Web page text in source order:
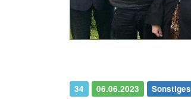
34 06.06.2023 Sonstiges